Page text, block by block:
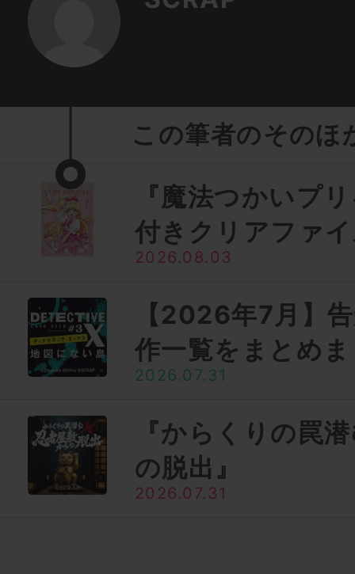
この筆者のそのほ
『魔法つかいプ
付きクリアファ
2026.08.03
【2026年7月】
作一覧をまとめ
2026.07.31
『からくりの罠
の脱出』
2026.07.31